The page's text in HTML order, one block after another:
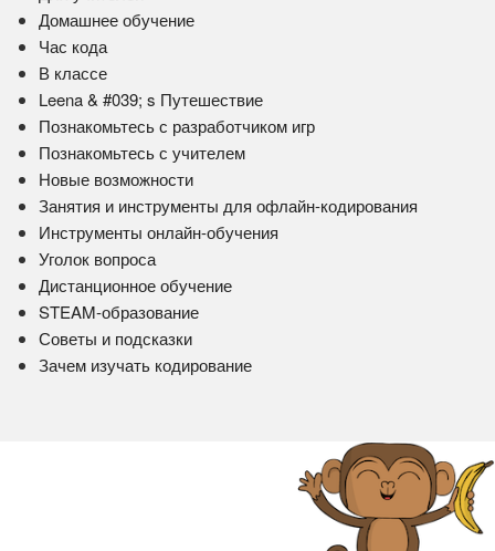
Домашнее обучение
Час кода
В классе
Leena & #039; s Путешествие
Познакомьтесь с разработчиком игр
Познакомьтесь с учителем
Новые возможности
Занятия и инструменты для офлайн-кодирования
Инструменты онлайн-обучения
Уголок вопроса
Дистанционное обучение
STEAM-образование
Советы и подсказки
Зачем изучать кодирование